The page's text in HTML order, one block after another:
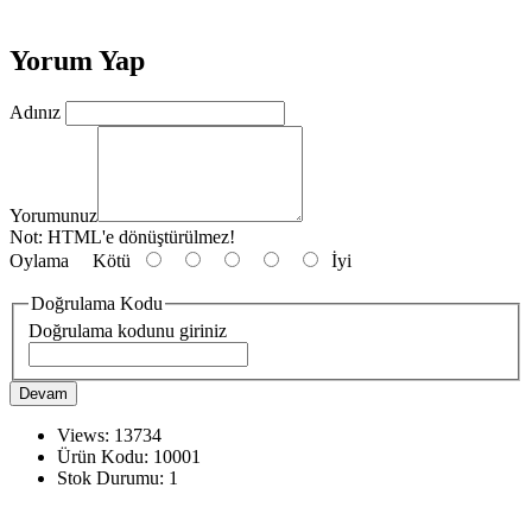
Yorum Yap
Adınız
Yorumunuz
Not: HTML'e dönüştürülmez!
Oylama Kötü İyi
Doğrulama Kodu
Doğrulama kodunu giriniz
Devam
Views: 13734
Ürün Kodu: 10001
Stok Durumu: 1